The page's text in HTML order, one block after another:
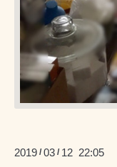
2019 /03 / 12 22:05